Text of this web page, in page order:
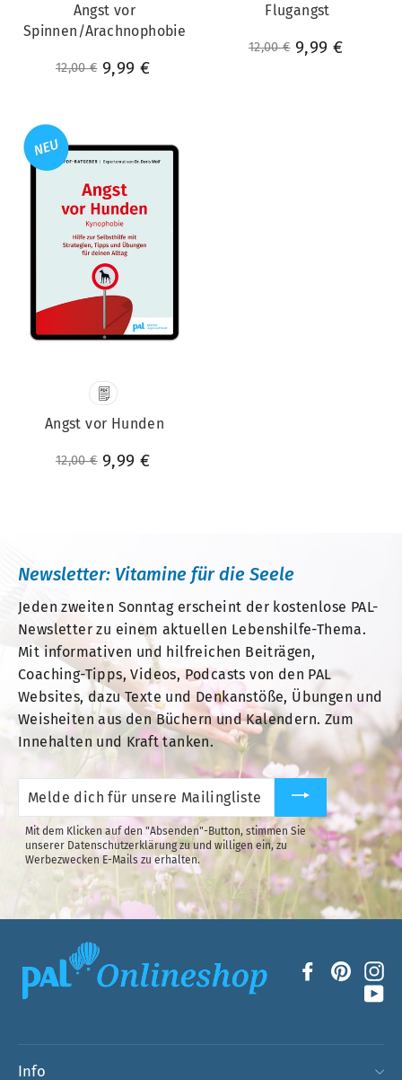
Angst vor
Spinnen/Arachnophobie
Normaler Preis
12,00 €
Sonderpreis
9,99 €
Flugangst
Normaler Preis
12,00 €
Sonderpreis
9,99 €
Angst vor Hunden
Normaler Preis
12,00 €
Sonderpreis
9,99 €
Newsletter: Vitamine für die Seele
Jeden zweiten Sonntag erscheint der kostenlose PAL-
Newsletter zu einem aktuellen Lebenshilfe-Thema.
Mit informativen und hilfreichen Beiträgen,
Coaching-Tipps, Videos, Podcasts von den PAL
Websites, dazu Texte und Denkanstöße, Übungen und
Weisheiten aus den Büchern und Kalendern. Zum
Innehalten und Kraft tanken.
dich
unsere
Mailingliste
an.
Mit dem Klicken auf den "Absenden"-Button, stimmen Sie
unserer Datenschutzerklärung zu und willigen ein, zu
Werbezwecken E-Mails zu erhalten.
Facebook
Info